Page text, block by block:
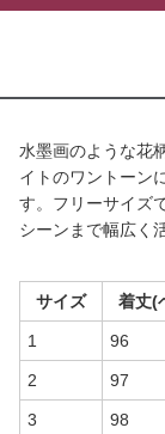
水墨画のような花
イトのワントーン
す。フリーサイズ
シーンまで幅広く
サイズ 着丈(
1 96
2 97
3 98